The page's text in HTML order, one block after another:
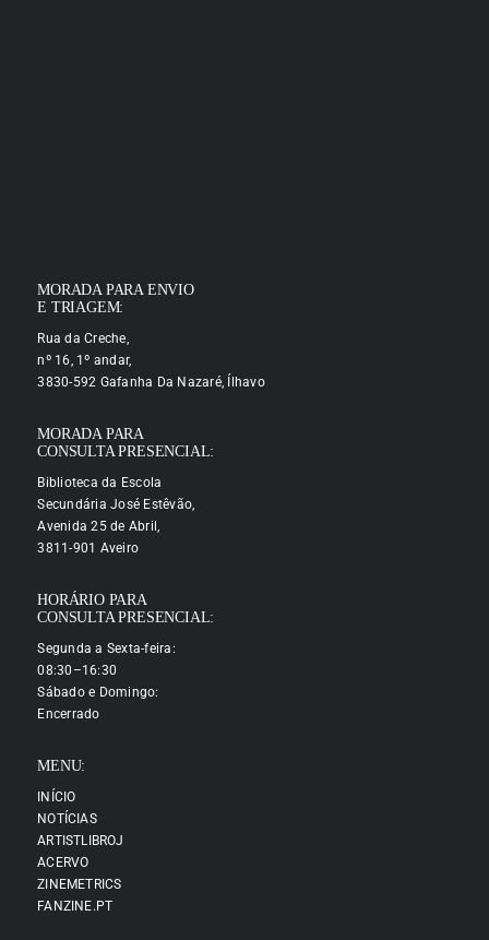
MORADA PARA ENVIO
E TRIAGEM:
Rua da Creche,
nº 16, 1º andar,
3830-592 Gafanha Da Nazaré, Ílhavo
MORADA PARA
CONSULTA PRESENCIAL:
Biblioteca da Escola
Secundária José Estêvão,
Avenida 25 de Abril,
3811-901 Aveiro
HORÁRIO PARA
CONSULTA PRESENCIAL:
Segunda a Sexta-feira:
08:30–16:30
Sábado e Domingo:
Encerrado
MENU:
INÍCIO
NOTÍCIAS
ARTISTLIBROJ
ACERVO
ZINEMETRICS
FANZINE.PT